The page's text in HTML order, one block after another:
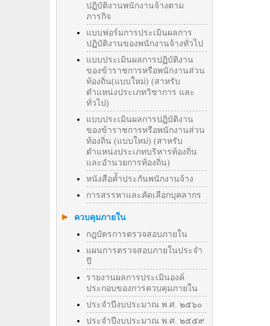
ปฏิบัติงานพนักงานจ้างตาม
ภารกิจ
แบบฟอร์มการประเมินผลการ
ปฏิบัติงานของพนักงานจ้างทั่วไป
แบบประเมินผลการปฏิบัติงาน
ของข้าราชการหรือพนักงานส่วน
ท้องถิ่น(แบบใหม่) (สาหรับ
ตำแหน่งประเภทวิชาการ และ
ทั่วไป)
แบบประเมินผลการปฏิบัติงาน
ของข้าราชการหรือพนักงานส่วน
ท้องถิ่น (แบบใหม่) (สาหรับ
ตำแหน่งประเภทบริหารท้องถิ่น
และอำนวยการท้องถิ่น)
หนังสือค้ำประกันพนักงานจ้าง
การสรรหาและคัดเลือกบุคลากร
ควบคุมภายใน
กฎบัตรการตรวจสอบภายใน
แผนการตรวจสอบภายในประจำ
ปี
รายงานผลการประเมินองค์
ประกอบของการควบคุมภายใน
ประจำปีงบประมาณ พ.ศ. ๒๕๖๐
ประจำปีงบประมาณ พ.ศ. ๒๕๕๙